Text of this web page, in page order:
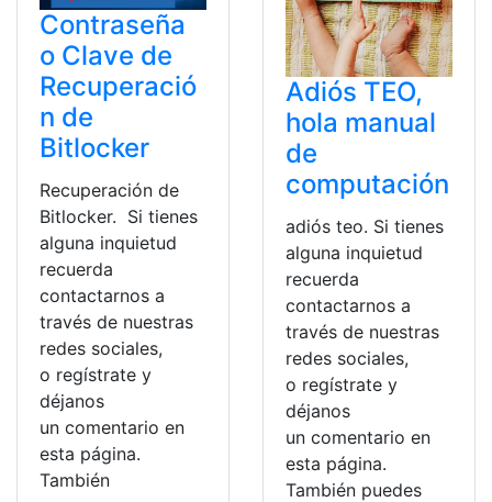
Contraseña
o Clave de
Recuperació
n de
Bitlocker
Recuperación de
Bitlocker. Si tienes
alguna inquietud
recuerda
contactarnos a
través de nuestras
redes sociales,
o regístrate y
déjanos
un comentario en
esta página.
También
Adiós TEO,
hola manual
de
computación
adiós teo. Si tienes
alguna inquietud
recuerda
contactarnos a
través de nuestras
redes sociales,
o regístrate y
déjanos
un comentario en
esta página.
También puedes